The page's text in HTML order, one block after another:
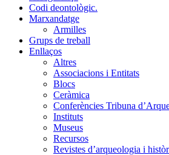
Codi deontològic.
Marxandatge
Armilles
Grups de treball
Enllaços
Altres
Associacions i Entitats
Blocs
Ceràmica
Conferències Tribuna
Instituts
Museus
Recursos
Revistes d’arqueologia i